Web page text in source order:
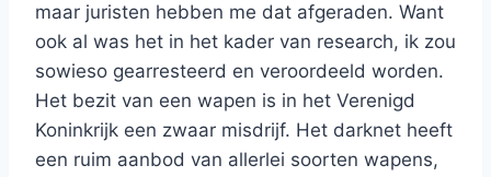
maar juristen hebben me dat afgeraden. Want
ook al was het in het kader van research, ik zou
sowieso gearresteerd en veroordeeld worden.
Het bezit van een wapen is in het Verenigd
Koninkrijk een zwaar misdrijf. Het darknet heeft
een ruim aanbod van allerlei soorten wapens,